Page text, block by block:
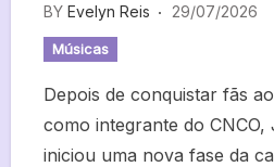
BY Evelyn Reis 29/07/2026
Músicas
Depois de conquistar fãs
como integrante do CNCO,
iniciou uma nova fase da